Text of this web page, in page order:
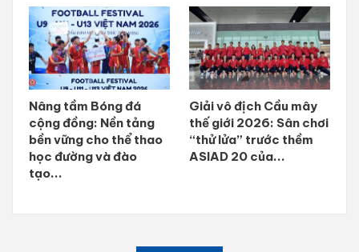
Nâng tầm Bóng đá
cộng đồng: Nền tảng
bền vững cho thể thao
học đường và đào
tạo...
Giải vô địch Cầu mây
thế giới 2026: Sân chơi
“thử lửa” trước thềm
ASIAD 20 của...